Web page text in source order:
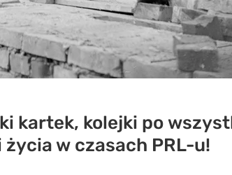
kartek, kolejki po
w czasach PRL-u!